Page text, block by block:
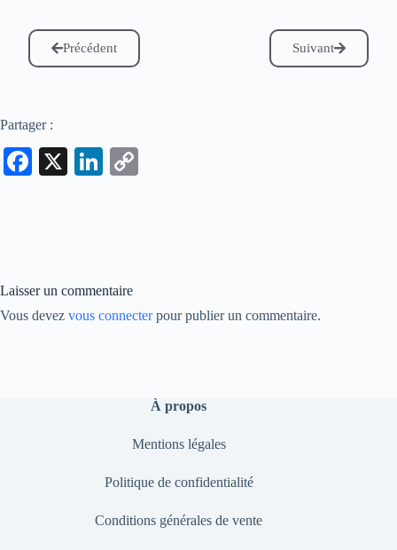
Précédent Suivant
Partager :
Fa
X
Li
Laisser un commentaire
Vous devez vous connecterpour publier un commentaire.
À propos
Mentions légales
Politique de confidentialité
Conditions générales de vente